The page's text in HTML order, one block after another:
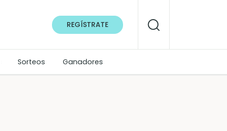
REGÍSTRATE
Sorteos Ganadores